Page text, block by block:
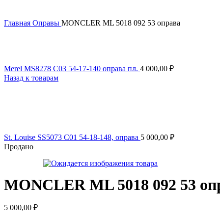
Главная Оправы MONCLER ML 5018 092 53 оправа
Merel MS8278 C03 54-17-140 оправа пл. 4 000,00 ₽
Назад к товарам
St. Louise SS5073 C01 54-18-148, оправа 5 000,00 ₽
Продано
MONCLER ML 5018 092 53
5 000,00 ₽